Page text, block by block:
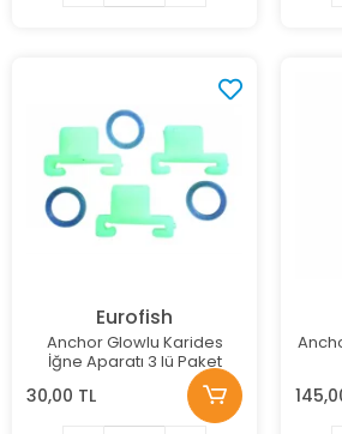
Eurofish
Anchor Glowlu Karides
İğne Aparatı 3 lü Paket
30,00 TL